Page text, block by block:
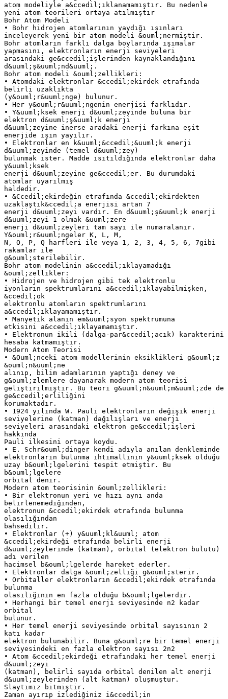
atom modeliyle a&ccedil;ıklanamamıştır. Bu nedenle
yeni atom teorileri ortaya atılmıştır
Bohr Atom Modeli
• Bohr hidrojen atomlarının yaydığı ışınları
inceleyerek yeni bir atom modeli &ouml;nermiştir.
Bohr atomların farklı dalga boylarında ışımalar
yapmasını, elektronların enerji seviyeleri
arasındaki ge&ccedil;işlerinden kaynaklandığını
d&uuml;ş&uuml;nd&uuml;.
Bohr atom modeli &ouml;zellikleri:
• Atomdaki elektronlar &ccedil;ekirdek etrafında
belirli uzaklıkta
(y&ouml;r&uuml;nge) bulunur.
• Her y&ouml;r&uuml;ngenin enerjisi farklıdır.
• Y&uuml;ksek enerji d&uuml;zeyinde buluna bir
elektron d&uuml;ş&uuml;k enerji
d&uuml;zeyine inerse aradaki enerji farkına eşit
enerjide ışın yayılır.
• Elektronlar en k&uuml;&ccedil;&uuml;k enerji
d&uuml;zeyinde (temel d&uuml;zey)
bulunmak ister. Madde ısıtıldığında elektronlar daha
y&uuml;ksek
enerji d&uuml;zeyine ge&ccedil;er. Bu durumdaki
atomlar uyarılmış
haldedir.
• &Ccedil;ekirdeğin etrafında &ccedil;ekirdekten
uzaklaştık&ccedil;a enerjisi artan 7
enerji d&uuml;zeyi vardır. En d&uuml;ş&uuml;k enerji
d&uuml;zeyi 1 olmak &uuml;zere
enerji d&uuml;zeyleri tam sayı ile numaralanır.
Y&ouml;r&uuml;ngeler K, L, M,
N, O, P, Q harfleri ile veya 1, 2, 3, 4, 5, 6, 7gibi
rakamlar ile
g&ouml;sterilebilir.
Bohr atom modelinin a&ccedil;ıklayamadığı
&ouml;zellikler:
• Hidrojen ve hidrojen gibi tek elektronlu
iyonların spektrumlarını a&ccedil;ıklayabilmişken,
&ccedil;ok
elektronlu atomların spektrumlarını
a&ccedil;ıklayamamıştır.
• Manyetik alanın em&uuml;syon spektrumuna
etkisini a&ccedil;ıklayamamıştır.
• Elektronun ikili (dalga-par&ccedil;acık) karakterini
hesaba katmamıştır.
Modern Atom Teorisi
• &Ouml;nceki atom modellerinin eksiklikleri g&ouml;z
&ouml;n&uuml;ne
alınıp, bilim adamlarının yaptığı deney ve
g&ouml;zlemlere dayanarak modern atom teorisi
geliştirilmiştir. Bu teori g&uuml;n&uuml;m&uuml;zde de
ge&ccedil;erliliğini
korumaktadır.
• 1924 yılında W. Pauli elektronların değişik enerji
seviyelerine (katman) dağılışları ve enerji
seviyeleri arasındaki elektron ge&ccedil;işleri
hakkında
Pauli ilkesini ortaya koydu.
• E. Schr&ouml;dinger kendi adıyla anılan denkleminde
elektronların bulunma ihtimallinin y&uuml;ksek olduğu
uzay b&ouml;lgelerini tespit etmiştir. Bu
b&ouml;lgelere
orbital denir.
Modern atom teorisinin &ouml;zellikleri:
• Bir elektronun yeri ve hızı aynı anda
belirlenemediğinden,
elektronun &ccedil;ekirdek etrafında bulunma
olasılığından
bahsedilir.
• Elektronlar (+) y&uuml;kl&uuml; atom
&ccedil;ekirdeği etrafında belirli enerji
d&uuml;zeylerinde (katman), orbital (elektron bulutu)
adı verilen
hacimsel b&ouml;lgelerde hareket ederler.
• Elektronlar dalga &ouml;zelliği g&ouml;sterir.
• Orbitaller elektronların &ccedil;ekirdek etrafında
bulunma
olasılığının en fazla olduğu b&ouml;lgelerdir.
• Herhangi bir temel enerji seviyesinde n2 kadar
orbital
bulunur.
• Her temel enerji seviyesinde orbital sayısının 2
katı kadar
elektron bulunabilir. Buna g&ouml;re bir temel enerji
seviyesindeki en fazla elektron sayısı 2n2
• Atom &ccedil;ekirdeği etrafındaki her temel enerji
d&uuml;zeyi
(katman), belirli sayıda orbital denilen alt enerji
d&uuml;zeylerinden (alt katman) oluşmuştur.
Slaytımız bitmiştir.
Zaman ayırıp izlediğiniz i&ccedil;in